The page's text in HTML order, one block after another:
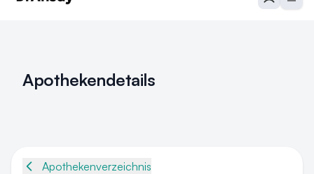
Apothekendetails
Apothekenverzeichnis